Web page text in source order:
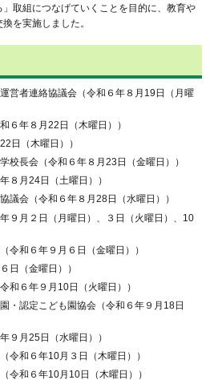
取組につなげていくことを目的に、教育や
を実施しました。
営者連絡協議会（令和６年８月19日（月曜
６年８月22日（木曜日））
日（木曜日））
校長会（令和６年８月23日（金曜日））
８月24日（土曜日））
議会（令和６年８月28日（水曜日））
９月２日（月曜日）、３日（火曜日）、10
令和６年９月６日（金曜日））
日（金曜日））
和６年９月10日（火曜日））
・認定こども園協会（令和６年９月18日
９月25日（水曜日））
令和６年10月３日（木曜日））
令和６年10月10日（木曜日））